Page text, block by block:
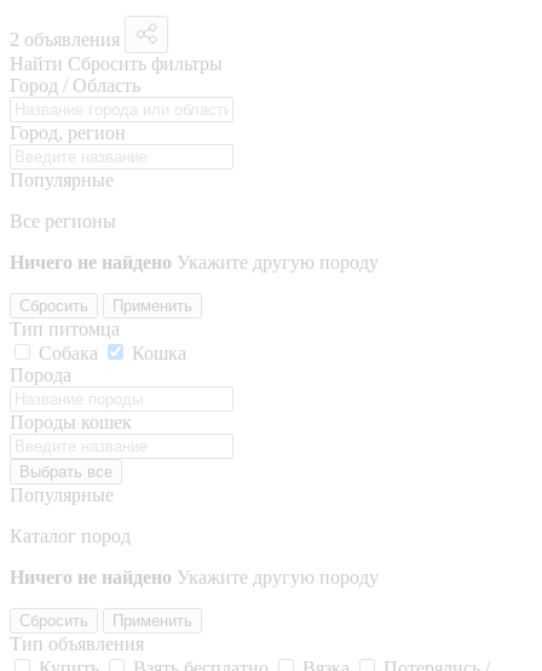
2 объявления
Найти Сбросить фильтры
Город / Область
Город, регион
Популярные
Все регионы
Ничего не найдено Укажите другую породу
Сбросить Применить
Тип питомца
Собака
Кошка
Порода
Породы кошек
Выбрать все
Популярные
Каталог пород
Ничего не найдено Укажите другую породу
Сбросить Применить
Тип объявления